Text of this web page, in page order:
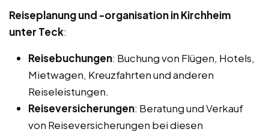
Reiseplanung und -organisation in Kirchheim
unter Teck:
Reisebuchungen: Buchung von Flügen, Hotels,
Mietwagen, Kreuzfahrten und anderen
Reiseleistungen.
Reiseversicherungen: Beratung und Verkauf
von Reiseversicherungen bei diesen